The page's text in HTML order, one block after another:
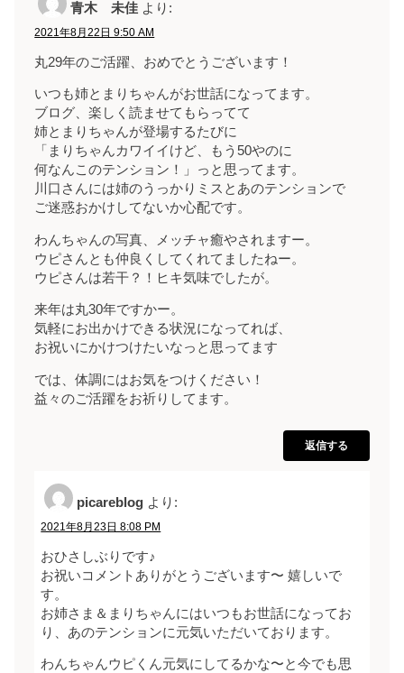
青木 未佳 より:
2021年8月22日 9:50 AM
丸29年のご活躍、おめでとうございます！
いつも姉とまりちゃんがお世話になってます。
ブログ、楽しく読ませてもらってて
姉とまりちゃんが登場するたびに
「まりちゃんカワイイけど、もう50やのに
何なんこのテンション！」っと思ってます。
川口さんには姉のうっかりミスとあのテンションで
ご迷惑おかけしてないか心配です。
わんちゃんの写真、メッチャ癒やされますー。
ウピさんとも仲良くしてくれてましたねー。
ウピさんは若干？！ヒキ気味でしたが。
来年は丸30年ですかー。
気軽にお出かけできる状況になってれば、
お祝いにかけつけたいなっと思ってます
では、体調にはお気をつけください！
益々のご活躍をお祈りしてます。
返信する
picareblog より:
2021年8月23日 8:08 PM
おひさしぶりです♪
お祝いコメントありがとうございます〜 嬉しいで
す。
お姉さま＆まりちゃんにはいつもお世話になってお
り、あのテンションに元気いただいております。
わんちゃんウピくん元気にしてるかな〜と今でも思